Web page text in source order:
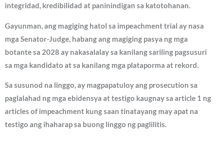
integridad, kredibilidad at paninindigan sa katotohanan.
Gayunman, ang magiging hatol sa impeachment trial ay nasa
mga Senator-Judge, habang ang magiging pasya ng mga
botante sa 2028 ay nakasalalay sa kanilang sariling pagsusuri
sa mga kandidato at sa kanilang mga plataporma at rekord.
Sa susunod na linggo, ay magpapatuloy ang prosecution sa
paglalahad ng mga ebidensya at testigo kaugnay sa article 1 ng
articles of impeachment kung saan tinatayang may apat na
testigo ang ihaharap sa buong linggo ng paglilitis.